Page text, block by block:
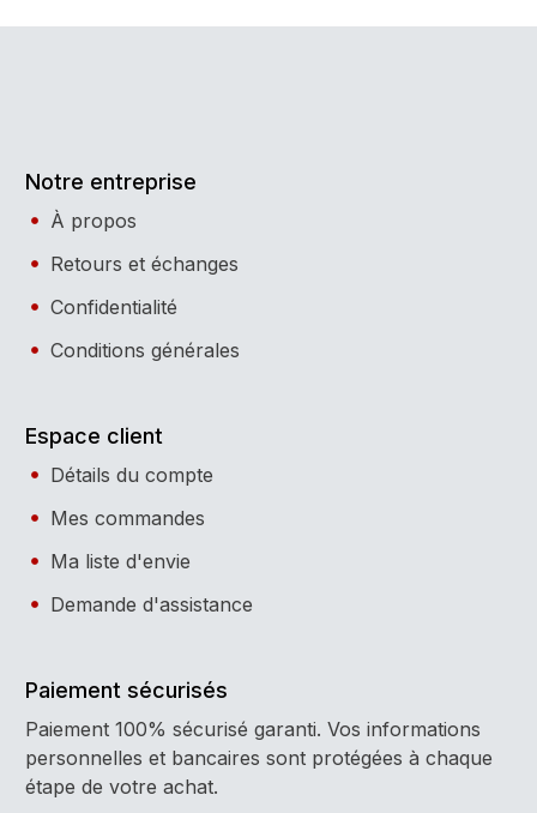
Notre entreprise
À propos
Retours et échanges
Confidentialité
Conditions générales
Espace client
Détails du compte
Mes commandes
Ma liste d'envie
Demande d'assistance
Paiement sécurisés
Paiement 100% sécurisé garanti. Vos informations
personnelles et bancaires sont protégées à chaque
étape de votre achat.